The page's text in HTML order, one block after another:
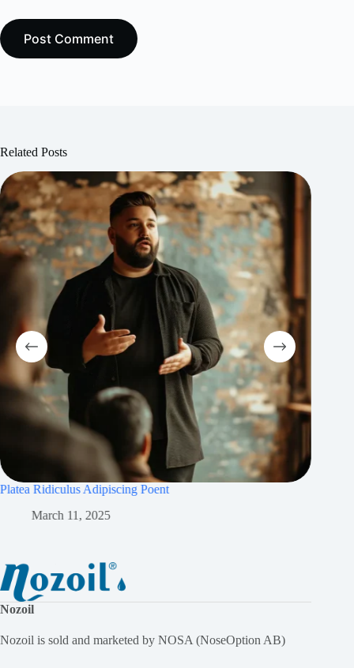
Post Comment
Related Posts
Platea Ridiculus Adipiscing Poent
March 11, 2025
Nozoil
Nozoil is sold and marketed by NOSA (NoseOption AB)